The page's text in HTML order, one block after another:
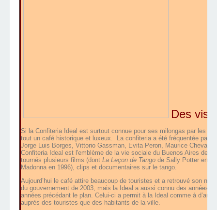
Des
Si la Confiteria Ideal est surtout connue pour ses milongas par les
tout un café historique et luxeux. La confiteria a été fréquentée par
Jorge Luis Borges, Vittorio Gassman, Evita Peron, Maurice
Confiteria Ideal est l'emblème de la vie sociale du Buenos Aires des
tournés plusieurs films (dont La Leçon de Tango de Sally Potter en
Madonna en 1996), clips et documentaires sur le tango.
Aujourd’hui le café attire beaucoup de touristes et a retrouvé son
du gouvernement de 2003, mais la Ideal a aussi connu des années
années précédant le plan. Celui-ci a permit à la Ideal comme à
auprès des touristes que des habitants de la ville.